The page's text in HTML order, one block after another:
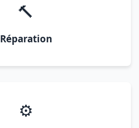
🔨
Réparation
⚙️